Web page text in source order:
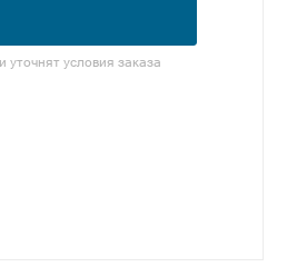
условия заказа